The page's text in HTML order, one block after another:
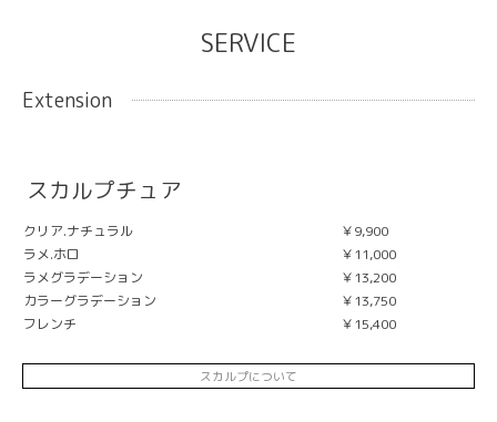
SERVICE
Extension
スカルプチュア
クリア.ナチュラル
￥9,900
ラメ.ホロ
￥11,000
ラメグラデーション
￥13,200
カラーグラデーション
￥13,750
フレンチ
￥15,400
スカルプについて